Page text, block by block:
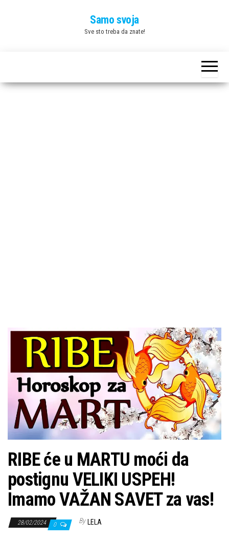
Samo svoja
Sve sto treba da znate!
RIBE će u MARTU moći da
postignu VELIKI USPEH!
Imamo VAŽAN SAVET za vas!
28/02/2024 0 By LELA